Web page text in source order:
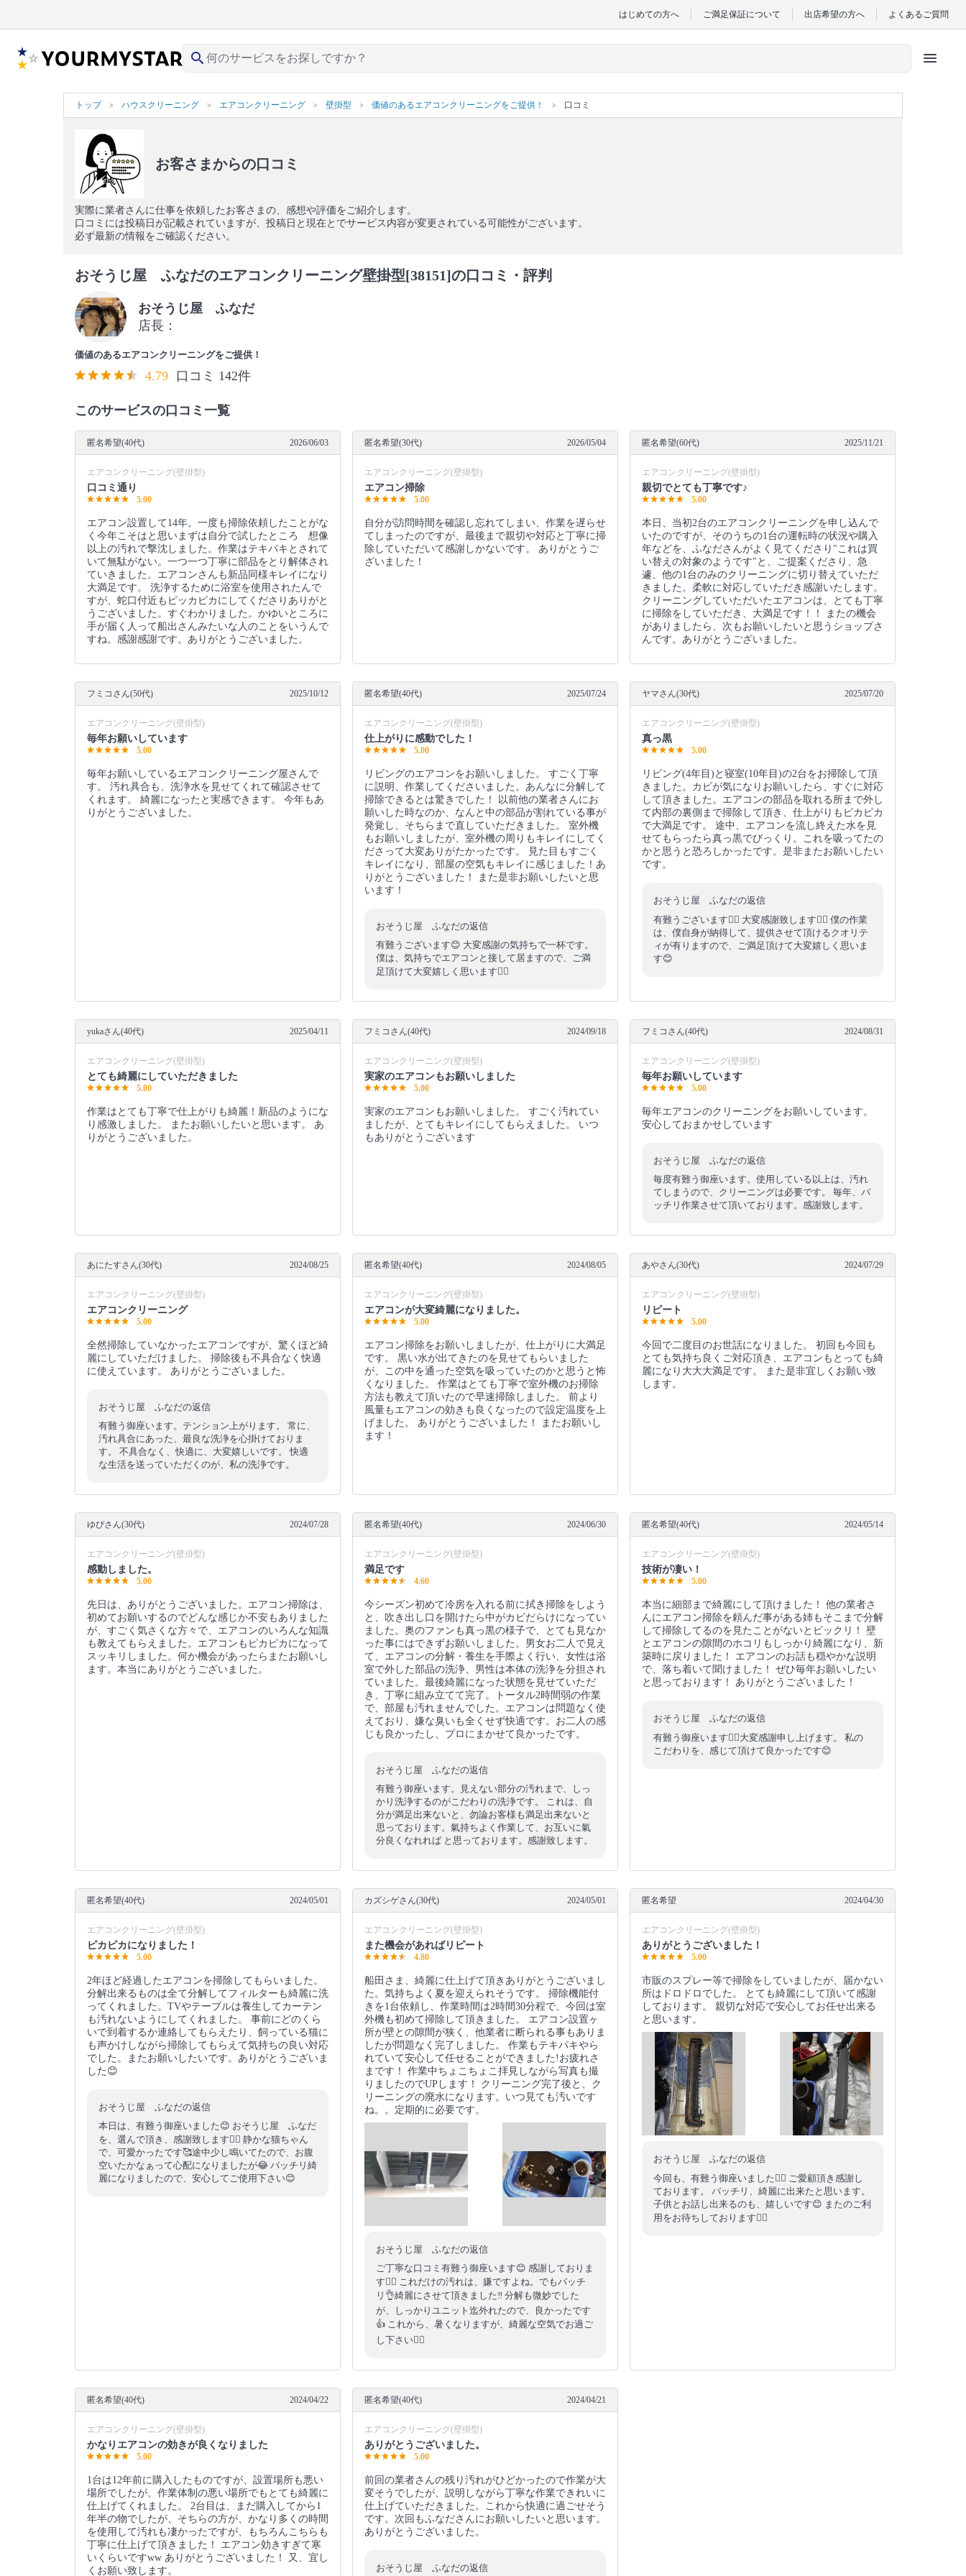
はじめての方へ ご満足保証について 出店希望の方へ よくあるご質問
search menu
トップ ハウスクリーニング エアコンクリーニング 壁掛型 価値のあるエアコンクリーニングをご提供！ 口コミ
お客さまからの口コミ
実際に業者さんに仕事を依頼したお客さまの、感想や評価をご紹介します。
口コミには投稿日が記載されていますが、投稿日と現在とでサービス内容が変更されている可能性がございます。
必ず最新の情報をご確認ください。
おそうじ屋 ふなだのエアコンクリーニング壁掛型[38151]の口コミ・評判
おそうじ屋 ふなだ
店長：
価値のあるエアコンクリーニングをご提供！
4.79 口コミ 142件
このサービスの口コミ一覧
匿名希望(40代) 2026/06/03
エアコンクリーニング(壁掛型)
口コミ通り
5.00
エアコン設置して14年。一度も掃除依頼したことがな
く今年こそはと思いまずは自分で試したところ 想像
以上の汚れで撃沈しました。作業はテキパキとされて
いて無駄がない。一つ一つ丁寧に部品をとり解体され
ていきました。エアコンさんも新品同様キレイになり
大満足です。 洗浄するために浴室を使用されたんで
すが、蛇口付近もピッカピカにしてくださりありがと
うございました。すぐわかりました。かゆいところに
手が届く人って船出さんみたいな人のことをいうんで
すね。感謝感謝です。ありがとうございました。
匿名希望(30代) 2026/05/04
エアコンクリーニング(壁掛型)
エアコン掃除
5.00
自分が訪問時間を確認し忘れてしまい、作業を遅らせ
てしまったのですが、最後まで親切や対応と丁寧に掃
除していただいて感謝しかないです。 ありがとうご
ざいました！
匿名希望(60代) 2025/11/21
エアコンクリーニング(壁掛型)
親切でとても丁寧です♪
5.00
本日、当初2台のエアコンクリーニングを申し込んで
いたのですが、そのうちの1台の運転時の状況や購入
年などを、ふなださんがよく見てくださり"これは買
い替えの対象のようです"と、ご提案くださり、急
遽、他の1台のみのクリーニングに切り替えていただ
きました。柔軟に対応していただき感謝いたします。
クリーニングしていただいたエアコンは、とても丁寧
に掃除をしていただき、大満足です！！ またの機会
がありましたら、次もお願いしたいと思うショップさ
んです。ありがとうございました。
フミコさん(50代) 2025/10/12
エアコンクリーニング(壁掛型)
毎年お願いしています
5.00
毎年お願いしているエアコンクリーニング屋さんで
す。 汚れ具合も、洗浄水を見せてくれて確認させて
くれます。 綺麗になったと実感できます。 今年もあ
りがとうございました。
匿名希望(40代) 2025/07/24
エアコンクリーニング(壁掛型)
仕上がりに感動でした！
5.00
リビングのエアコンをお願いしました。 すごく丁寧
に説明、作業してくださいました。あんなに分解して
掃除できるとは驚きでした！ 以前他の業者さんにお
願いした時なのか、なんと中の部品が割れている事が
発覚し、そちらまで直していただきました。 室外機
もお願いしましたが、室外機の周りもキレイにしてく
ださって大変ありがたかったです。 見た目もすごく
キレイになり、部屋の空気もキレイに感じました！あ
りがとうございました！ また是非お願いしたいと思
います！
おそうじ屋 ふなだの返信
有難うございます😊 大変感謝の気持ちで一杯です。
僕は、気持ちでエアコンと接して居ますので、ご満
足頂けて大変嬉しく思います🙇‍♂️
ヤマさん(30代) 2025/07/20
エアコンクリーニング(壁掛型)
真っ黒
5.00
リビング(4年目)と寝室(10年目)の2台をお掃除して頂
きました。カビが気になりお願いしたら、すぐに対応
して頂きました。エアコンの部品を取れる所まで外し
て内部の裏側まで掃除して頂き、仕上がりもピカピカ
で大満足です。 途中、エアコンを流し終えた水を見
せてもらったら真っ黒でびっくり。これを吸ってたの
かと思うと恐ろしかったです。是非またお願いしたい
です。
おそうじ屋 ふなだの返信
有難うございます🙇‍♂️ 大変感謝致します🙇‍♂️ 僕の作業
は、僕自身が納得して、提供させて頂けるクオリテ
ィが有りますので、ご満足頂けて大変嬉しく思いま
す😊
yukaさん(40代) 2025/04/11
エアコンクリーニング(壁掛型)
とても綺麗にしていただきました
5.00
作業はとても丁寧で仕上がりも綺麗！新品のようにな
り感激しました。 またお願いしたいと思います。 あ
りがとうございました。
フミコさん(40代) 2024/09/18
エアコンクリーニング(壁掛型)
実家のエアコンもお願いしました
5.00
実家のエアコンもお願いしました。 すごく汚れてい
ましたが、とてもキレイにしてもらえました。 いつ
もありがとうございます
フミコさん(40代) 2024/08/31
エアコンクリーニング(壁掛型)
毎年お願いしています
5.00
毎年エアコンのクリーニングをお願いしています。
安心しておまかせしています
おそうじ屋 ふなだの返信
毎度有難う御座います。使用している以上は、汚れ
てしまうので、クリーニングは必要です。 毎年、バ
ッチリ作業させて頂いております。感謝致します。
あにたすさん(30代) 2024/08/25
エアコンクリーニング(壁掛型)
エアコンクリーニング
5.00
全然掃除していなかったエアコンですが、驚くほど綺
麗にしていただけました。 掃除後も不具合なく快適
に使えています。 ありがとうございました。
おそうじ屋 ふなだの返信
有難う御座います。テンション上がります。 常に、
汚れ具合にあった、最良な洗浄を心掛けておりま
す。 不具合なく、快適に、大変嬉しいです。 快適
な生活を送っていただくのが、私の洗浄です。
匿名希望(40代) 2024/08/05
エアコンクリーニング(壁掛型)
エアコンが大変綺麗になりました。
5.00
エアコン掃除をお願いしましたが、仕上がりに大満足
です。 黒い水が出てきたのを見せてもらいました
が、この中を通った空気を吸っていたのかと思うと怖
くなりました。 作業はとても丁寧で室外機のお掃除
方法も教えて頂いたので早速掃除しました。 前より
風量もエアコンの効きも良くなったので設定温度を上
げました。 ありがとうございました！ またお願いし
ます！
あやさん(30代) 2024/07/29
エアコンクリーニング(壁掛型)
リピート
5.00
今回で二度目のお世話になりました。 初回も今回も
とても気持ち良くご対応頂き、エアコンもとっても綺
麗になり大大大満足です。 また是非宜しくお願い致
します。
ゆぴさん(30代) 2024/07/28
エアコンクリーニング(壁掛型)
感動しました。
5.00
先日は、ありがとうございました。エアコン掃除は、
初めてお願いするのでどんな感じか不安もありました
が、すごく気さくな方々で、エアコンのいろんな知識
も教えてもらえました。エアコンもピカピカになって
スッキリしました。何か機会があったらまたお願いし
ます。本当にありがとうございました。
匿名希望(40代) 2024/06/30
エアコンクリーニング(壁掛型)
満足です
4.60
今シーズン初めて冷房を入れる前に拭き掃除をしよう
と、吹き出し口を開けたら中がカビだらけになってい
ました。奥のファンも真っ黒の様子で、とても見なか
った事にはできずお願いしました。男女お二人で見え
て、エアコンの分解・養生を手際よく行い、女性は浴
室で外した部品の洗浄、男性は本体の洗浄を分担され
ていました。最後綺麗になった状態を見せていただ
き、丁寧に組み立てて完了。トータル2時間弱の作業
で、部屋も汚れませんでした。エアコンは問題なく使
えており、嫌な臭いも全くせず快適です。お二人の感
じも良かったし、プロにまかせて良かったです。
おそうじ屋 ふなだの返信
有難う御座います。見えない部分の汚れまで、しっ
かり洗浄するのがこだわりの洗浄です。 これは、自
分が満足出来ないと、勿論お客様も満足出来ないと
思っております。氣持ちよく作業して、お互いに氣
分良くなれれば と思っております。感謝致します。
匿名希望(40代) 2024/05/14
エアコンクリーニング(壁掛型)
技術が凄い！
5.00
本当に細部まで綺麗にして頂けました！ 他の業者さ
んにエアコン掃除を頼んだ事がある姉もそこまで分解
して掃除してるのを見たことがないとビックリ！ 壁
とエアコンの隙間のホコリもしっかり綺麗になり、新
築時に戻りました！ エアコンのお話も穏やかな説明
で、落ち着いて聞けました！ ぜひ毎年お願いしたい
と思っております！ ありがとうございました！
おそうじ屋 ふなだの返信
有難う御座います🙇‍♂️大変感謝申し上げます。 私の
こだわりを、感じて頂けて良かったです😊
匿名希望(40代) 2024/05/01
エアコンクリーニング(壁掛型)
ピカピカになりました！
5.00
2年ほど経過したエアコンを掃除してもらいました。
分解出来るものは全て分解してフィルターも綺麗に洗
ってくれました。TVやテーブルは養生してカーテン
も汚れないようにしてくれました。 事前にどのくら
いで到着するか連絡してもらえたり、飼っている猫に
も声かけしながら掃除してもらえて気持ちの良い対応
でした。またお願いしたいです。ありがとうございま
した😊
おそうじ屋 ふなだの返信
本日は、有難う御座いました😊 おそうじ屋 ふなだ
を、選んで頂き、感謝致します🙇‍♂️ 静かな猫ちゃん
で、可愛かったです🥰途中少し鳴いてたので、お腹
空いたかなぁって心配になりましたが😂 バッチリ綺
麗になりましたので、安心してご使用下さい😊
カズシゲさん(30代) 2024/05/01
エアコンクリーニング(壁掛型)
また機会があればリピート
4.80
船田さま、綺麗に仕上げて頂きありがとうございまし
た。気持ちよく夏を迎えられそうです。 掃除機能付
きを1台依頼し、作業時間は2時間30分程で、今回は室
外機も初めて掃除して頂きました。 エアコン設置ヶ
所が壁との隙間が狭く、他業者に断られる事もありま
したが問題なく完了しました。 作業もテキパキやら
れていて安心して任せることができました!お疲れさ
まです！ 作業中ちょこちょこ拝見しながら写真も撮
りましたのでUPします！ クリーニング完了後と、ク
リーニングの廃水になります。いつ見ても汚いです
ね。。定期的に必要です。
おそうじ屋 ふなだの返信
ご丁寧な口コミ有難う御座います😊 感謝しておりま
す🙇‍♂️ これだけの汚れは、嫌ですよね。でもバッチ
リ👌綺麗にさせて頂きました‼️ 分解も微妙でした
が、しっかりユニット迄外れたので、良かったです
👍 これから、暑くなりますが、綺麗な空気でお過ご
し下さい🙇‍♂️
匿名希望 2024/04/30
エアコンクリーニング(壁掛型)
ありがとうございました！
5.00
市販のスプレー等で掃除をしていましたが、届かない
所はドロドロでした。 とても綺麗にして頂いて感謝
しております。 親切な対応で安心してお任せ出来る
と思います。
おそうじ屋 ふなだの返信
今回も、有難う御座いました🙇‍♂️ ご愛顧頂き感謝し
ております。 バッチリ、綺麗に出来たと思います。
子供とお話し出来るのも、嬉しいです😊 またのご利
用をお待ちしております🙇‍♂️
匿名希望(40代) 2024/04/22
エアコンクリーニング(壁掛型)
かなりエアコンの効きが良くなりました
5.00
1台は12年前に購入したものですが、設置場所も悪い
場所でしたが、作業体制の悪い場所でもとても綺麗に
仕上げてくれました。 2台目は、まだ購入してから1
年半の物でしたが、そちらの方が、かなり多くの時間
を使用して汚れも凄かったですが、もちろんこちらも
丁寧に仕上げて頂きました！ エアコン効きすぎて寒
いくらいですww ありがとうございました！ 又、宜し
くお願い致します。
匿名希望(40代) 2024/04/21
エアコンクリーニング(壁掛型)
ありがとうございました。
5.00
前回の業者さんの残り汚れがひどかったので作業が大
変そうでしたが、説明しながら丁寧な作業できれいに
仕上げていただきました。これから快適に過ごせそう
です。次回もふなださんにお願いしたいと思います。
ありがとうございました。
おそうじ屋 ふなだの返信